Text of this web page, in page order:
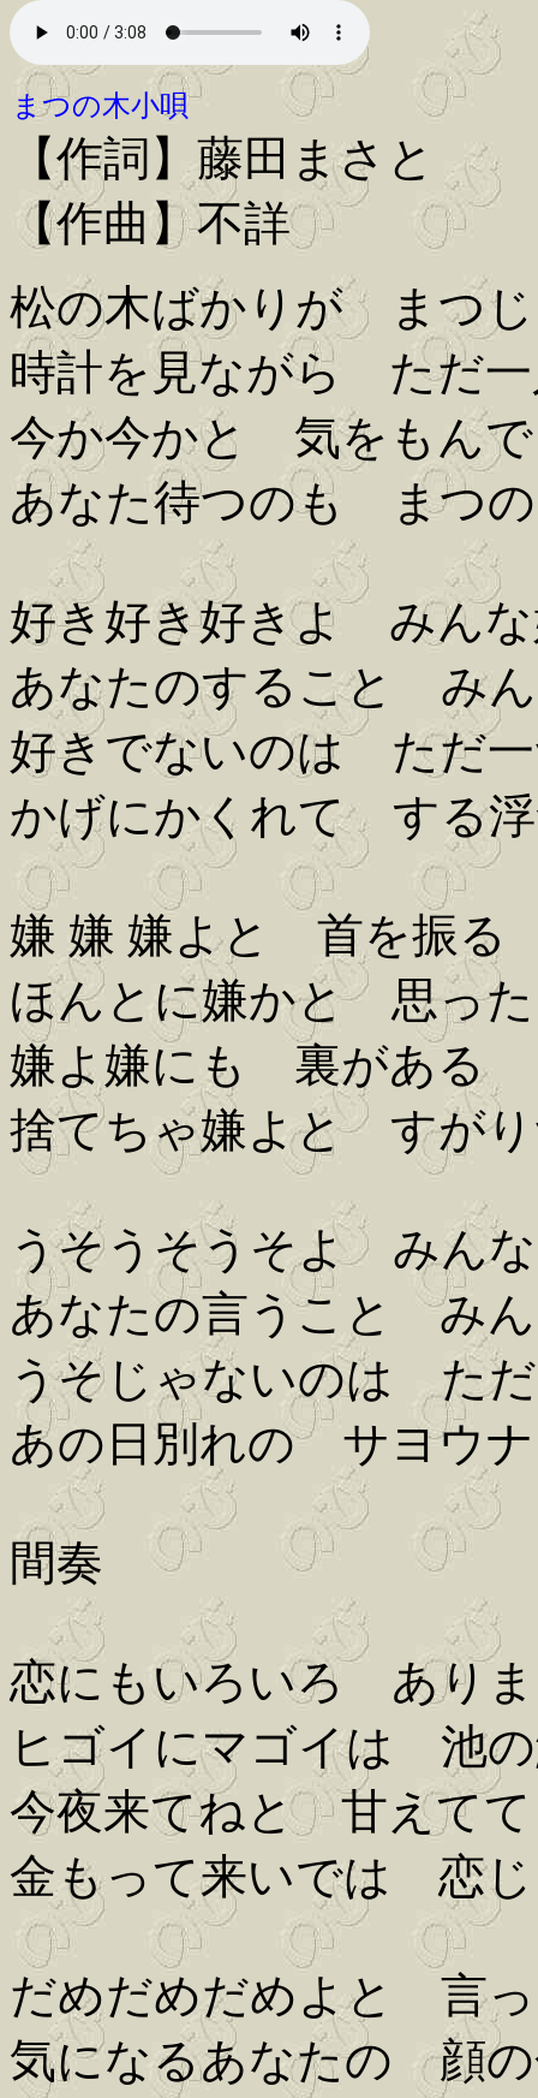
まつの木小唄
【作詞】藤田まさと
【作曲】不詳
松の木ばかりが まつ
時計を見ながら ただ
今か今かと 気をもんで
あなた待つのも まつ
好き好き好きよ みん
あなたのすること み
好きでないのは ただ
かげにかくれて する
嫌 嫌 嫌よと 首を振る
ほんとに嫌かと 思っ
嫌よ嫌にも 裏がある
捨てちゃ嫌よと すが
うそうそうそよ みん
あなたの言うこと み
うそじゃないのは た
あの日別れの サヨウ
間奏
恋にもいろいろ あり
ヒゴイにマゴイは 池
今夜来てねと 甘えて
金もって来いでは 恋
だめだめだめよと 言
気になるあなたの 顔